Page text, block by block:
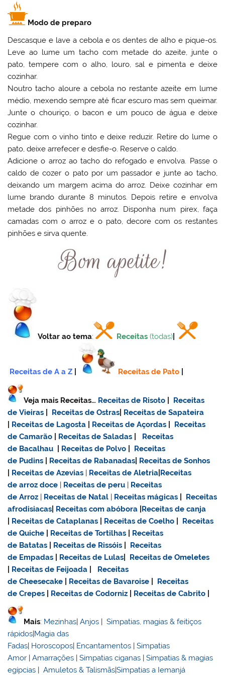
Modo de preparo
Descasque e lave a cebola e os dentes de alho e pique-os.
Leve ao lume um tacho com metade do azeite, junte o
pato, tempere com o alho, louro, sal e pimenta e deixe
cozinhar.
Noutro tacho aloure a cebola no restante azeite em lume
médio, mexendo sempre até ficar escuro mas sem queimar.
Junte o chouriço, o bacon e um pouco de água e deixe
cozinhar.
Regue com o vinho tinto e deixe reduzir. Retire do lume o
pato, deixe arrefecer e desfie-o. Reserve o caldo.
Adicione o arroz ao tacho do refogado e envolva. Passe o
caldo de cozer o pato por um passador e junte ao tacho,
deixando um margem acima do arroz. Deixe cozinhar em
lume brando durante 8 minutos. Depois retire e envolva
metade dos pinhões no arroz. Disponha num pirex, faça
camadas com o arroz e o pato, decore com os restantes
pinhões e sirva quente.
Voltar ao tema: Receitas (todas)
Receitas de A a Z Receitas de Pato
Veja mais Receitas… Receitas de Risoto
Receitas
de Vieiras
Receitas de Ostras Receitas de Sapateira
Receitas de Lagosta Receitas de Açordas
Receitas
de Camarão
Receitas de Saladas
Receitas
de Bacalhau
Receitas de Polvo
Receitas
de Pudins
Receitas de Rabanadas Receitas de Sonhos
Receitas de Azevias | Receitas de Aletria Receitas
dearroz doce | Receitas de peru | Receitas
de Arroz | Receitas de Natal | Receitas mágicas
Receitas
afrodisiacas Receitas com abóbora Receitas de canja
Receitas de Cataplanas Receitas de Coelho
Receitas
de Quiche
Receitas de Tortilhas
Receitas
de Batatas
Receitas de Rissóis
Receitas
de Empadas
Receitas de Lulas
Receitas de Omeletes
Receitas de Feijoada
Receitas
de Cheesecake
Receitas de Bavaroise
Receitas
de Crepes
Receitas de Codorniz Receitas de Cabrito
Mais: Mezinhas|Anjos |Simpatias, magias & feitiços
rápidos|Magia das
Fadas| Horoscopos| Encantamentos |Simpatias
Amor |Amarrações |Simpatias ciganas |Simpatias & magias
egípcias |Amuletos & Talismãs|Simpatias a Iemanjá